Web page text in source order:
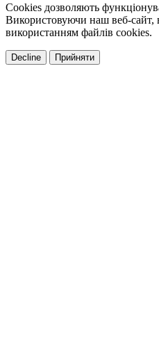
Cookies дозволяють
Використовуючи наш веб-сайт,
використанням файлів cookies.
Decline Прийняти